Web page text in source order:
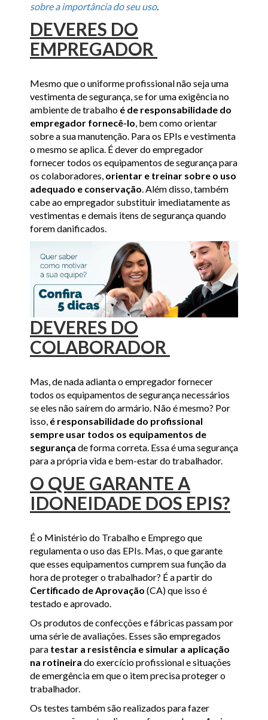
sobre a importância do seu uso.
DEVERES DO
EMPREGADOR
Mesmo que o uniforme profissional não seja uma
vestimenta de segurança, se for uma exigência no
ambiente de trabalho é de responsabilidade do
empregador fornecê-lo, bem como orientar
sobre a sua manutenção. Para os EPIs e vestimenta
o mesmo se aplica. É dever do empregador
fornecer todos os equipamentos de segurança para
os colaboradores, orientar e treinar sobre o uso
adequado e conservação. Além disso, também
cabe ao empregador substituir imediatamente as
vestimentas e demais itens de segurança quando
forem danificados.
DEVERES DO
COLABORADOR
Mas, de nada adianta o empregador fornecer
todos os equipamentos de segurança necessários
se eles não saírem do armário. Não é mesmo? Por
isso, é responsabilidade do profissional
sempre usar todos os equipamentos de
segurança de forma correta. Essa é uma segurança
para a própria vida e bem-estar do trabalhador.
O QUE GARANTE A
IDONEIDADE DOS EPIS?
É o Ministério do Trabalho e Emprego que
regulamenta o uso das EPIs. Mas, o que garante
que esses equipamentos cumprem sua função da
hora de proteger o trabalhador? É a partir do
Certificado de Aprovação (CA) que isso é
testado e aprovado.
Os produtos de confecções e fábricas passam por
uma série de avaliações. Esses são empregados
para testar a resistência e simular a aplicação
na rotineira do exercício profissional e situações
de emergência em que o item precisa proteger o
trabalhador.
Os testes também são realizados para fazer